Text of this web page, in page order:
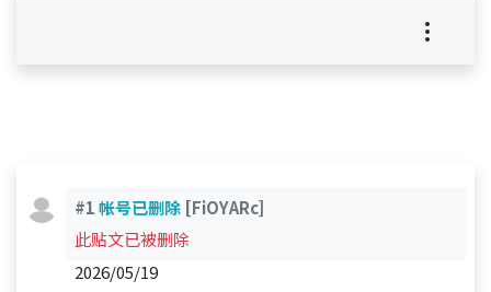
#1帐号已删除 [FiOYARc]
此贴文已被删除
2026/05/19